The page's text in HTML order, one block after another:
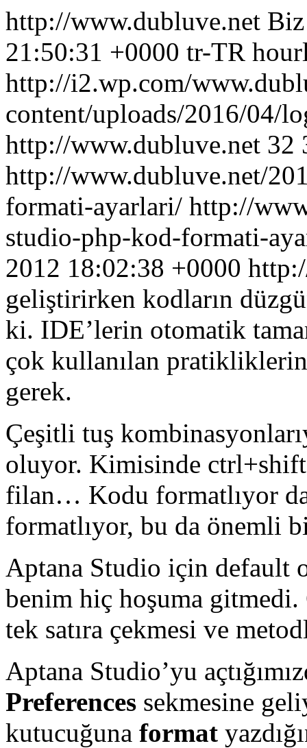
http://www.dubluve.net Biz
21:50:31 +0000 tr-TR
http://i2.wp.com/
content/uploads/2016/04/
http://www.dubluve.net 32
http://www.dubluve.net/
formati-ayarlari/ http://
studio-php-kod-formati-
2012 18:02:38 +0000
geliştirirken kodların
ki. IDE’lerin otomatik
çok kullanılan
gerek.
Çeşitli tuş
oluyor. Kimisinde
filan… Kodu formatlıyor
formatlıyor, bu da önemli
Aptana Studio için default
benim hiç hoşuma
tek satıra çekmesi ve
Aptana Studio’yu
Preferences sekmesine
kutucuğuna format